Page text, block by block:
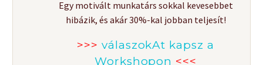
Egy motivált munkatárs sokkal kevesebbet
hibázik, és akár 30%-kal jobban teljesít!
>>> válaszokAt kapsz a
Workshopon <<<